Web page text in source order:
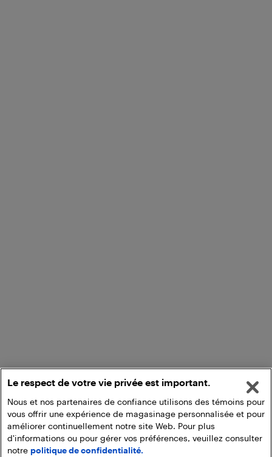
Ajouter au panier
Le respect de votre vie privée est important.
Nous et nos partenaires de confiance utilisons des témoins pour
vous offrir une expérience de magasinage personnalisée et pour
améliorer continuellement notre site Web. Pour plus
d'informations ou pour gérer vos préférences, veuillez consulter
notre politique de confidentialité.